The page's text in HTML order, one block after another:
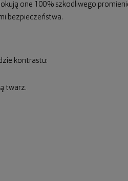
one 100% szkodliwego
bezpieczeństwa.
kontrastu:
twarz.